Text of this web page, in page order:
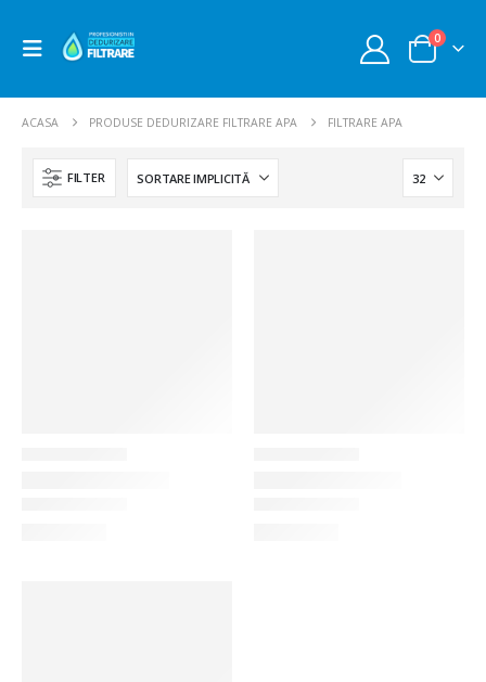
0
ACASA PRODUSE DEDURIZARE FILTRARE APA FILTRARE APA
FILTER